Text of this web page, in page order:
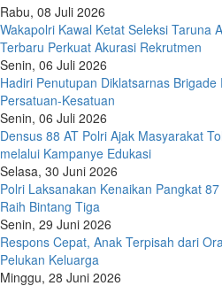
Rabu, 08 Juli 2026
Wakapolri Kawal Ketat Seleksi Taruna
Terbaru Perkuat Akurasi Rekrutmen
Senin, 06 Juli 2026
Hadiri Penutupan Diklatsarnas
Persatuan-Kesatuan
Senin, 06 Juli 2026
Densus 88 AT Polri Ajak Masyarakat
melalui Kampanye Edukasi
Selasa, 30 Juni 2026
Polri Laksanakan Kenaikan Pangkat
Raih Bintang Tiga
Senin, 29 Juni 2026
Respons Cepat, Anak Terpisah dari
Pelukan Keluarga
Minggu, 28 Juni 2026